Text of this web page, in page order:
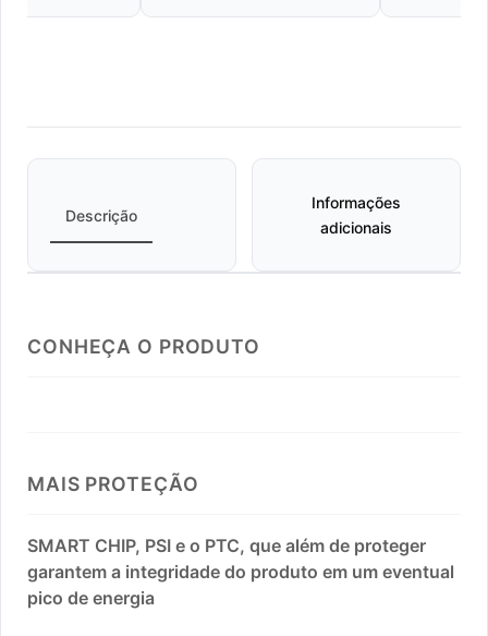
Descrição
Informações
adicionais
CONHEÇA O PRODUTO
MAIS PROTEÇÃO
SMART CHIP, PSI e o PTC, que além de proteger
garantem a integridade do produto em um eventual
pico de energia